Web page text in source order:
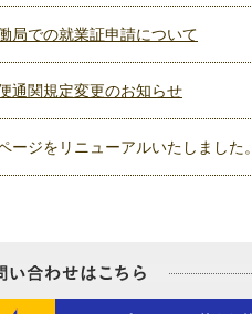
局での就業証申請について
通関規定変更のお知らせ
ージをリニューアルいたしました。